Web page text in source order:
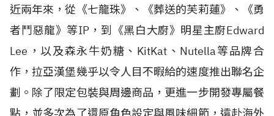
近兩年來，從《七龍珠》、《葬送的芙莉蓮》、《勇
者鬥惡龍》等IP，到《黑白大廚》明星主廚Edward
Lee，以及森永牛奶糖、KitKat、Nutella等品牌合
作，拉亞漢堡幾乎以令人目不暇給的速度推出聯名企
劃。除了限定包裝與周邊商品，更進一步開發專屬餐